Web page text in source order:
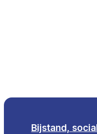
Bijstand,